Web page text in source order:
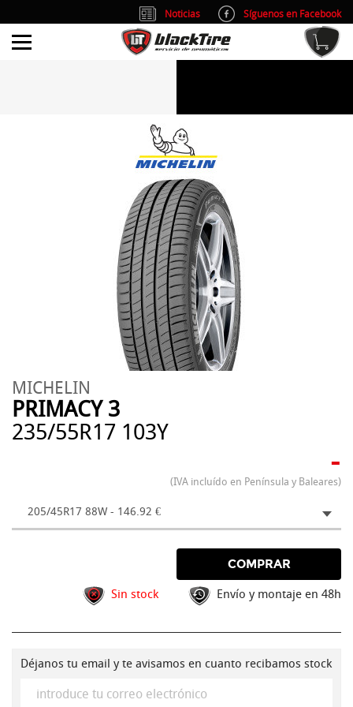
MICHELIN
PRIMACY 3
235/55R17 103Y
-
(IVA incluído en Península y Baleares)
205/45R17 88W - 146.92 €
COMPRAR
Sin stock Envío y montaje en 48h
Déjanos tu email y te avisamos en cuanto recibamos stock
Noticias
Síguenos en Facebook
info@blacktire.es
Atención al cliente: L/V 9:00-14:00 y 15:00-19:00